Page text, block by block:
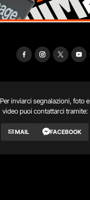
Per inviarci segnalazioni, foto e
video puoi contattarci tramite:
MAIL FACEBOOK